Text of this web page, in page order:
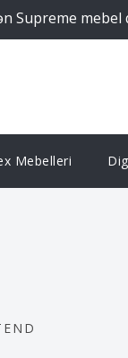
mebel
Mebelleri